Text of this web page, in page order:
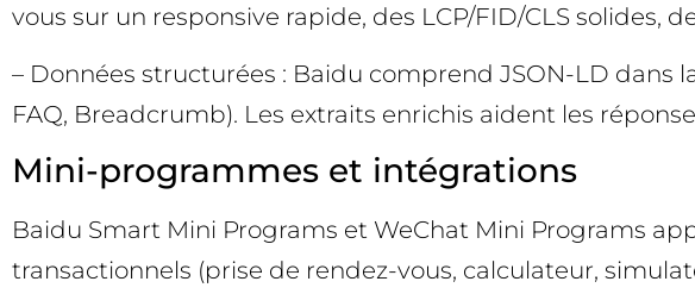
vous sur un responsive rapide, des LCP/FID/CLS solides,
– Données structurées : Baidu comprend JSON-LD dans
FAQ, Breadcrumb). Les extraits enrichis aident les
Mini-programmes et intégrations
Baidu Smart Mini Programs et WeChat Mini Programs
transactionnels (prise de rendez-vous, calculateur,